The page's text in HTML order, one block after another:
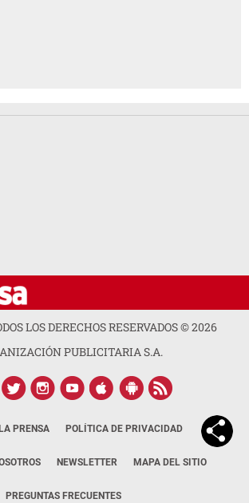
LOS DERECHOS RESERVADOS ©2026
PUBLICITARIA S.A.
PRENSA POLÍTICA DE PRIVACIDAD
NEWSLETTER MAPA DEL SITIO
PREGUNTAS FRECUENTES